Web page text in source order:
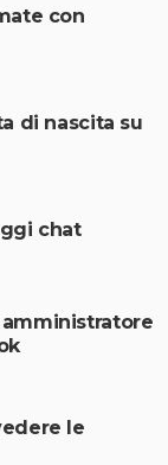
con
di nascita su
chat
le